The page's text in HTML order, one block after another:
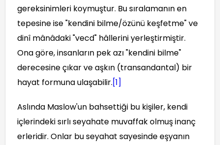
gereksinimleri koymuştur. Bu sıralamanın en
tepesine ise "kendini bilme/özünü keşfetme" ve
dinî mânâdaki "vecd" hâllerini yerleştirmiştir.
Ona göre, insanların pek azı "kendini bilme"
derecesine çıkar ve aşkın (transandantal) bir
hayat formuna ulaşabilir.[1]
Aslında Maslow'un bahsettiği bu kişiler, kendi
içlerindeki sırlı seyahate muvaffak olmuş inanç
erleridir. Onlar bu seyahat sayesinde eşyanın